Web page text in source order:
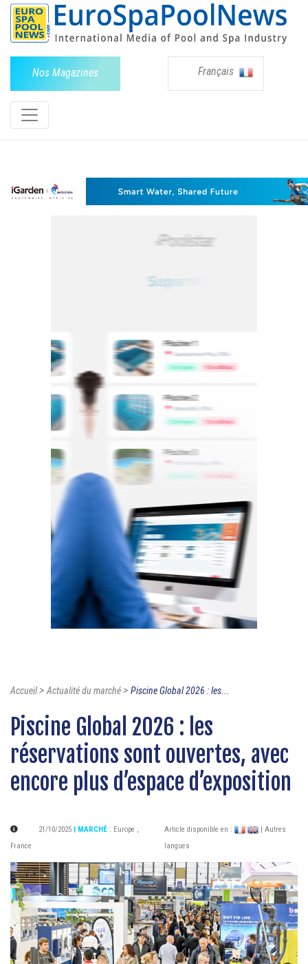
Nos Magazines Français
Accueil>Actualité du marché> Piscine Global 2026 : les...
Piscine Global 2026 : les
réservations sont ouvertes, avec
encore plus d’espace d’exposition
21/10/2025 | MARCHÉ : Europe ,
France
Article disponible en :
| Autres
langues